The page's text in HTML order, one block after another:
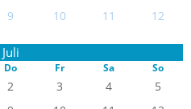
9 10 11 12
Juli
Do Fr Sa So
2 3 4
5